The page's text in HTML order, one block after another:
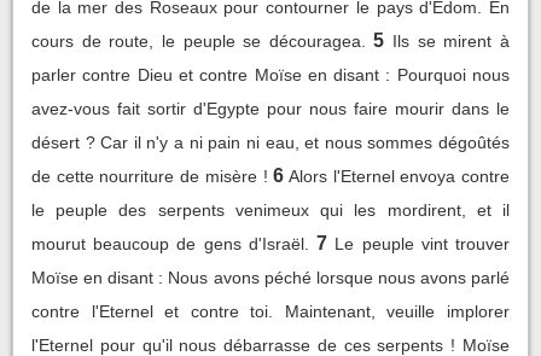
de la mer des Roseaux pour contourner le pays d'Edom. En
cours de route, le peuple se découragea.
5 Ils se mirent à
parler contre Dieu et contre Moïse en disant : Pourquoi nous
avez-vous fait sortir d'Egypte pour nous faire mourir dans le
désert ? Car il n'y a ni pain ni eau, et nous sommes dégoûtés
de cette nourriture de misère ! 6 Alors l'Eternel envoya contre
le peuple des serpents venimeux qui les mordirent, et il
mourut beaucoup de gens d'Israël.
7 Le peuple vint trouver
Moïse en disant : Nous avons péché lorsque nous avons parlé
contre l'Eternel et contre toi. Maintenant, veuille implorer
l'Eternel pour qu'il nous débarrasse de ces serpents ! Moïse